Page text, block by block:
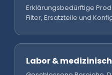
Erklärungsbedürftige
Filter, Ersatzteile und
Labor &